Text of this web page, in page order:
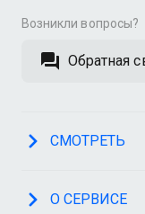
Возникли вопросы?
Обратная
СМОТРЕТЬ
О СЕРВИСЕ